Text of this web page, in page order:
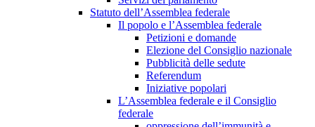
Statuto dell’Assemblea federale
Il popolo e l’Assemblea federale
Petizioni e domande
Elezione del Consiglio nazionale
Pubblicità delle sedute
Referendum
Iniziative popolari
L’Assemblea federale e il Consiglio
federale